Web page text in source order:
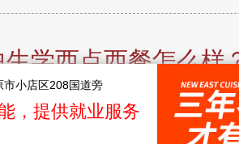
学西点西餐怎么样
激烈的当下，多元化技能成才已成
尚刚需属性、干净体面的工作环
市小店区208国道旁
，提供就业服务